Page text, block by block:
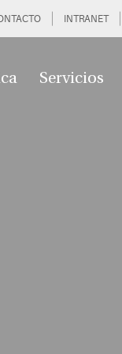
INTRANET
Servicios